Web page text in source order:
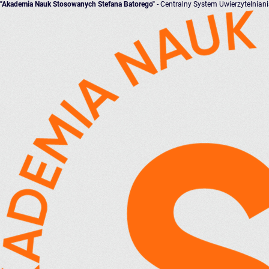
"Akademia Nauk Stosowanych Stefana Batorego" - Centralny System